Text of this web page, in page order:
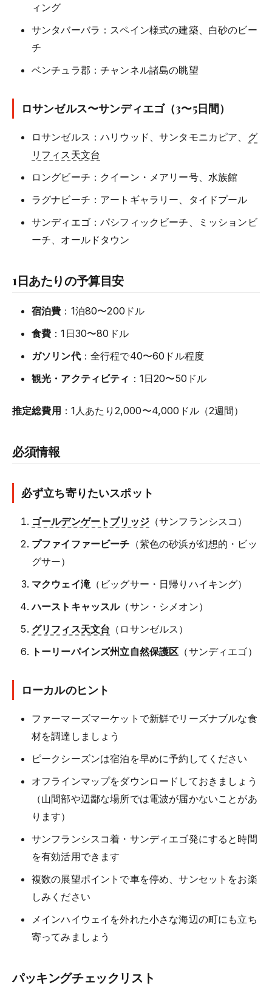
ィング
サンタバーバラ：スペイン様式の建築、白砂のビー
チ
ベンチュラ郡：チャンネル諸島の眺望
ロサンゼルス〜サンディエゴ（3〜5日間）
ロサンゼルス：ハリウッド、サンタモニカピア、 グ
リフィス天文台
ロングビーチ：クイーン・メアリー号、水族館
ラグナビーチ：アートギャラリー、タイドプール
サンディエゴ：パシフィックビーチ、ミッションビ
ーチ、オールドタウン
1日あたりの予算目安
宿泊費 ：1泊80〜200ドル
食費 ：1日30〜80ドル
ガソリン代：全行程で40〜60ドル程度
観光・アクティビティ ：1日20〜50ドル
推定総費用 ：1人あたり2,000〜4,000ドル（2週間）
必須情報
必ず立ち寄りたいスポット
ゴールデンゲートブリッジ（サンフランシスコ）
プファイファービーチ （紫色の砂浜が幻想的・ビッ
グサー）
マクウェイ滝 （ビッグサー・日帰りハイキング）
ハーストキャッスル（サン・シメオン）
グリフィス天文台 （ロサンゼルス）
トーリーパインズ州立自然保護区 （サンディエゴ）
ローカルのヒント
ファーマーズマーケットで新鮮でリーズナブルな食
材を調達しましょう
ピークシーズンは宿泊を早めに予約してください
オフラインマップをダウンロードしておきましょう
（山間部や辺鄙な場所では電波が届かないことがあ
ります）
サンフランシスコ着・サンディエゴ発にすると時間
を有効活用できます
複数の展望ポイントで車を停め、サンセットをお楽
しみください
メインハイウェイを外れた小さな海辺の町にも立ち
寄ってみましょう
パッキングチェックリスト